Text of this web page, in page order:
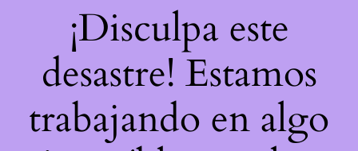
¡Disculpa este
desastre! Estamos
trabajando en algo